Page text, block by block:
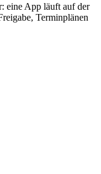
eine App läuft auf der
Terminplänen